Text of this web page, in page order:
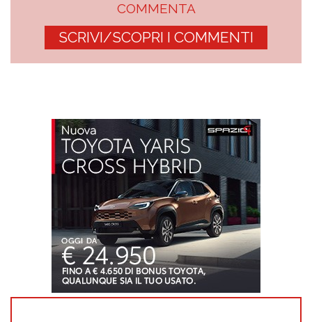
COMMENTA
SCRIVI/SCOPRI I COMMENTI